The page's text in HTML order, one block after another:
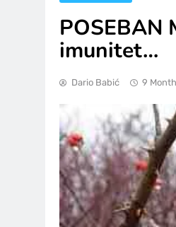
POSEBAN
imunitet…
Dario Babić 9